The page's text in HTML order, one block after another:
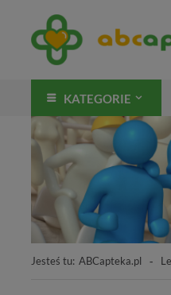
KATEGORIE
Jesteś tu: ABCapteka.pl